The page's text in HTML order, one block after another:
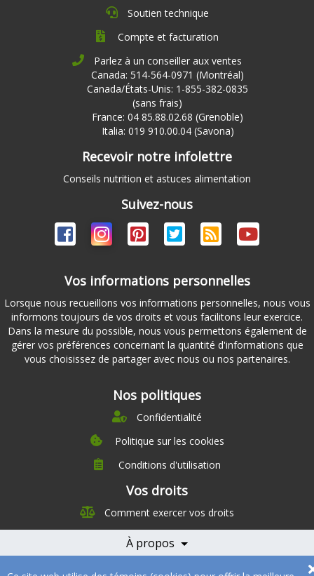
Soutien technique
Compte et facturation
Parlez à un conseiller aux ventes
Canada: 514-564-0971 (Montréal)
Canada/États-Unis: 1-855-382-0835
(sans frais)
France: 04 85.88.02.68 (Grenoble)
Italia: 019 910.00.04 (Savona)
Recevoir notre infolettre
Conseils nutrition et astuces alimentation
Suivez-nous
Vos informations personnelles
Lorsque nous recueillons vos informations personnelles, nous vous
informons toujours de vos droits et vous facilitons leur exercice.
Dans la mesure du possible, nous vous permettons également de
gérer vos préférences concernant la quantité d'informations que
vous choisissez de partager avec nous ou nos partenaires.
Nos politiques
Confidentialité
Politique sur les cookies
Conditions d'utilisation
Vos droits
Comment exercer vos droits
À propos
À propos
Nutrition
Nos partenaires